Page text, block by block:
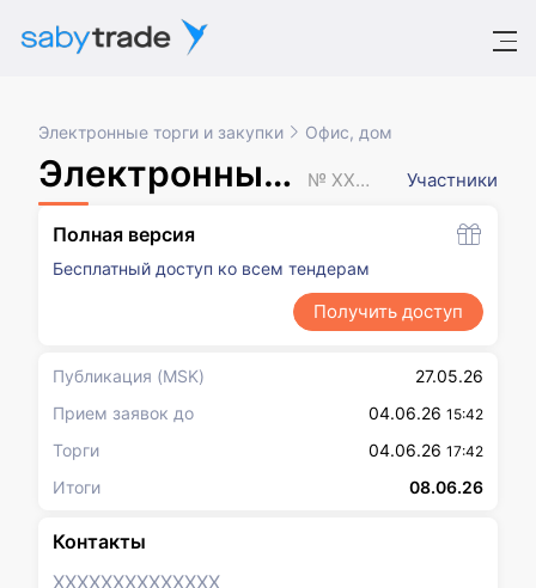
Электронные торги и закупки Офис, дом
Электронный аукцион № XXXXXXX Участники
Полная версия
Бесплатный доступ ко всем тендерам
Получить доступ
Публикация (MSK)
27.05.26
Прием заявок до
04.06.26 15:42
Торги 04.06.26 17:42
Итоги 08.06.26
Контакты
XXXXXXXXXXXXXX